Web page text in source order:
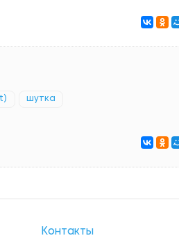
шутка
Контакты